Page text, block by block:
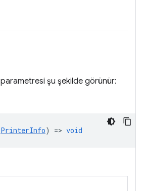
parametresi şu şekilde görünür:
PrinterInfo) => void